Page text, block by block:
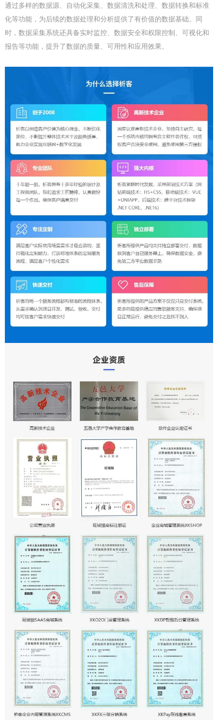
通过多样的数据源、自动化采集、数据清洗和处理、数据转换和标准
化等功能，为后续的数据处理和分析提供了有价值的数据基础。同
时，数据采集系统还具备实时监控、数据安全和权限控制、可视化和
报告等功能，提升了数据的质量、可用性和应用效果。